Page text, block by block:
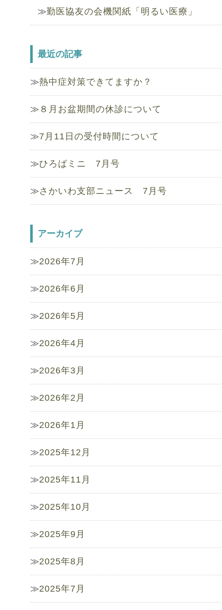
勤医協友の会機関紙「明るい医療」
最近の記事
熱中症対策できてますか？
８月お盆期間の休診について
7月11日の受付時間について
ひろばミニ 7月号
さかいわ支部ニュース 7月号
アーカイブ
2026年7月
2026年6月
2026年5月
2026年4月
2026年3月
2026年2月
2026年1月
2025年12月
2025年11月
2025年10月
2025年9月
2025年8月
2025年7月